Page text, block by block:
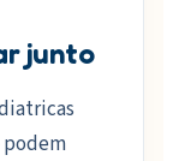
junto